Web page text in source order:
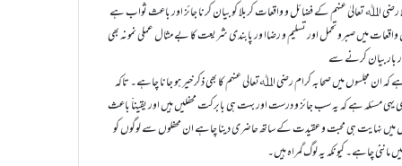
رضی اﷲ تعالیٰ عنہم کے فضائل و واقعات کربلا کو بیان کرنا جائز اور باعث ثواب ہے
میں صبرو تحمل اور تسلیم و رضاا ور پابندی شریعت کا بے مثال عملی نمونہ بھی
بار بیان کرنے سے
ان مجلسوں میں صحابہ کرام رضی اﷲتعالی عنہم کا بھی ذکر خیر ہو جانا چاہے۔ تاکہ
مسئلہ ہے کہ یہ سب جائز و درست اور بہت ہی بابرکت محفلیں ہیں اور یقیناََ باعث
نہایت ہی محبت و عقیدت کے ساتھ حاضری دینا چاہے ان محفلوں سے لوگوں کو
چاہے۔ کیونکہ یہ لوگ گمراہ ہیں۔